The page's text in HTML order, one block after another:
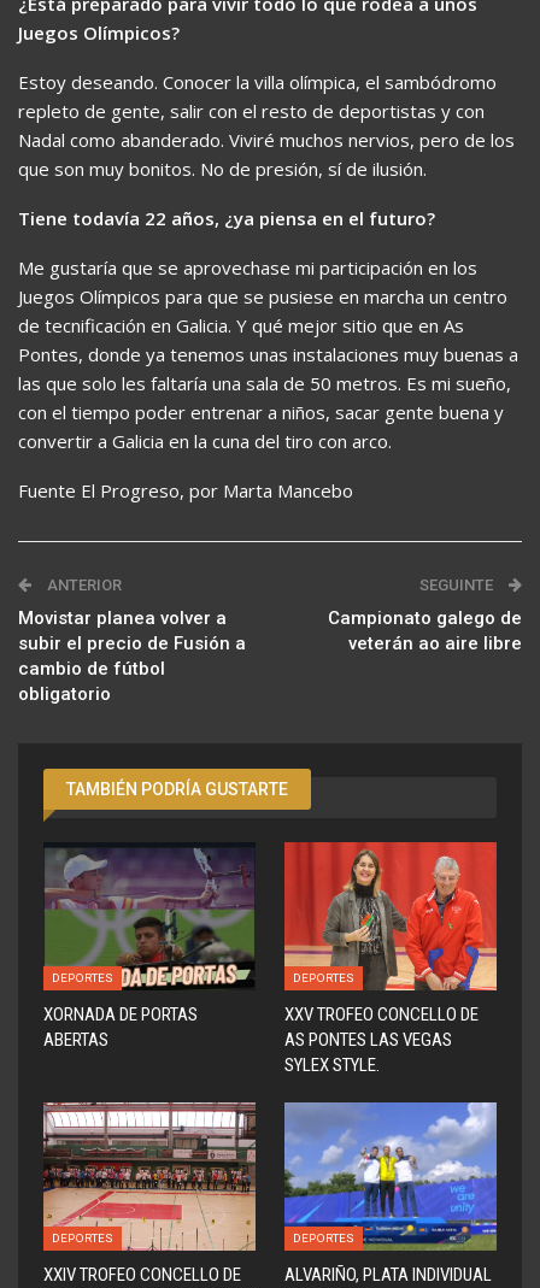
Juegos Olímpicos?
Estoy deseando. Conocer la villa olímpica, el sambódromo
repleto de gente, salir con el resto de deportistas y con
Nadal como abanderado. Viviré muchos nervios, pero de los
que son muy bonitos. No de presión, sí de ilusión.
Tiene todavía 22 años, ¿ya piensa en el futuro?
Me gustaría que se aprovechase mi participación en los
Juegos Olímpicos para que se pusiese en marcha un centro
de tecnificación en Galicia. Y qué mejor sitio que en As
Pontes, donde ya tenemos unas instalaciones muy buenas a
las que solo les faltaría una sala de 50 metros. Es mi sueño,
con el tiempo poder entrenar a niños, sacar gente buena y
convertir a Galicia en la cuna del tiro con arco.
Fuente El Progreso, por Marta Mancebo
ANTERIOR
Movistar planea volver a
subir el precio de Fusión a
cambio de fútbol
obligatorio
SEGUINTE
Campionato galego de
veterán ao aire libre
TAMBIÉN PODRÍA GUSTARTE
DEPORTES
XORNADA DE PORTAS
ABERTAS
DEPORTES
XXV TROFEO CONCELLO DE
AS PONTES LAS VEGAS
SYLEX STYLE.
DEPORTES
XXIV TROFEO CONCELLO DE
DEPORTES
ALVARIÑO, PLATA INDIVIDUAL